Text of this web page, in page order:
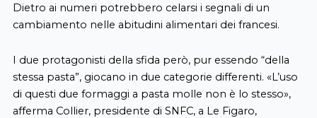
Dietro ai numeri potrebbero celarsi i segnali di un
cambiamento nelle abitudini alimentari dei francesi.
I due protagonisti della sfida però, pur essendo “della
stessa pasta”, giocano in due categorie differenti. «L’uso
di questi due formaggi a pasta molle non è lo stesso»,
afferma Collier, presidente di SNFC, a Le Figaro,